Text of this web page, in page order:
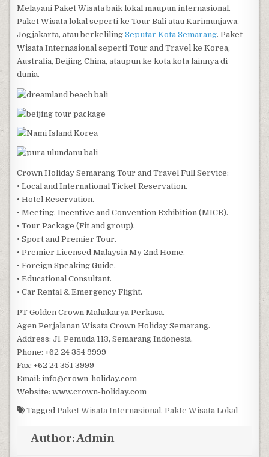
Melayani Paket Wisata baik lokal maupun internasional.
Paket Wisata lokal seperti ke Tour Bali atau Karimunjawa,
Jogjakarta, atau berkelilingSeputar Kota Semarang. Paket
Wisata Internasional seperti Tour and Travel ke Korea,
Australia, Beijing China, ataupun ke kota kota lainnya di
dunia.
Crown Holiday Semarang Tour and Travel Full Service:
• Local and International Ticket Reservation.
• Hotel Reservation.
• Meeting, Incentive and Convention Exhibition (MICE).
• Tour Package (Fit and group).
• Sport and Premier Tour.
• Premier Licensed Malaysia My 2nd Home.
• Foreign Speaking Guide.
• Educational Consultant.
• Car Rental & Emergency Flight.
PT Golden Crown Mahakarya Perkasa.
Agen Perjalanan Wisata Crown Holiday Semarang.
Address: Jl. Pemuda 113, Semarang Indonesia.
Phone: +62 24 354 9999
Fax: +62 24 351 3999
Email: info@crown-holiday.com
Website: www.crown-holiday.com
TaggedPaket Wisata Internasional,Pakte Wisata Lokal
Author:Admin